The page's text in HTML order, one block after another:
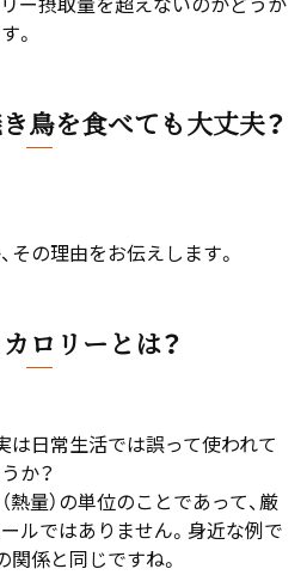
。
鳥を食べても大丈夫？
その理由をお伝えします。
ロリーとは？
は日常生活では誤って使われて
か？
量）の単位のことであって、厳
ルではありません。身近な例で
関係と同じですね。